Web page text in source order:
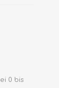
0 bis